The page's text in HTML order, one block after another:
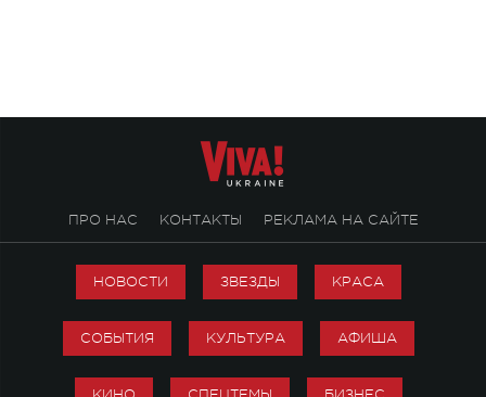
ПРО НАС КОНТАКТЫ РЕКЛАМА НА САЙТЕ
НОВОСТИ ЗВЕЗДЫ КРАСА
СОБЫТИЯ КУЛЬТУРА АФИША